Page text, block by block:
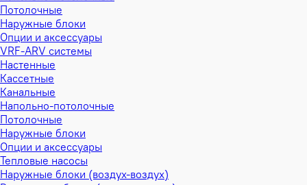
Потолочные
Наружные блоки
Опции и аксессуары
VRF-ARV системы
Настенные
Кассетные
Канальные
Напольно-потолочные
Потолочные
Наружные блоки
Опции и аксессуары
Тепловые насосы
Наружные блоки (воздух-воздух)